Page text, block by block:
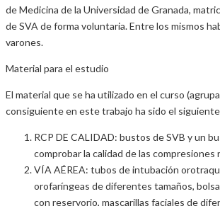
de Medicina de la Universidad de Granada,
de SVA de forma voluntaria. Entre los mismos
varones.
Material para el estudio
El material que se ha utilizado en el curso
consiguiente en este trabajo ha sido el
RCP DE CALIDAD: bustos de SVB y un
comprobar la calidad de las compresiones
VÍA AÉREA: tubos de intubación
orofaríngeas de diferentes tamaños,
con reservorio, mascarillas faciales de